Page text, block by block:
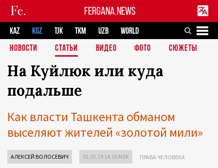
FERGANA.NEWS
KAZ KGZ TJK TKM UZB
WORLD
НОВОСТИ
СТАТЬИ ВИДЕО ФОТО СЮЖЕТЫ
На Куйлюк или куда
подальше
Как власти Ташкента обманом
выселяют жителей «золотой мили»
АЛЕКСЕЙ ВОЛОСЕВИЧ 01.03.19 14:16 MSK ПРАВА ЧЕЛОВЕКА